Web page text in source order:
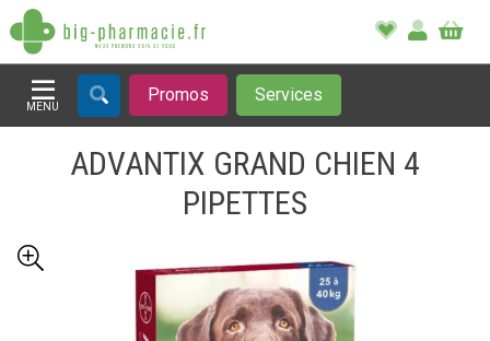
MENU
Afficher la navigation
Promos Services
ADVANTIX GRAND CHIEN 4
PIPETTES